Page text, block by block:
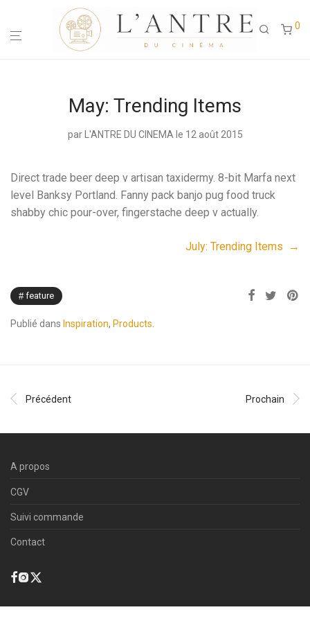
0
May: Trending Items
par L'ANTRE DU CINEMA le 12 août 2015
Direct trade beer deep v artisan taxidermy. 8-bit Marfa next
level Banksy Portland. Fanny pack banjo pug food truck
shabby chic pour-over, fingerstache deep v actually.
July: Trending Items →
feature
Publié dans Inspiration, Products
Précédent Prochain
A propos
CGV
Suivi commande
Contact